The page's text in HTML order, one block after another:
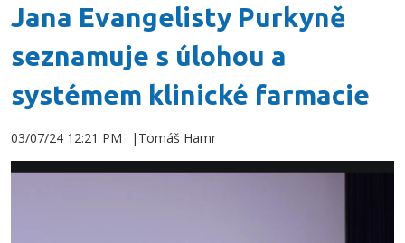
Jana Evangelisty Purkyně
seznamuje s úlohou a
systémem klinické farmacie
03/07/24 12:21 PM Tomáš Hamr